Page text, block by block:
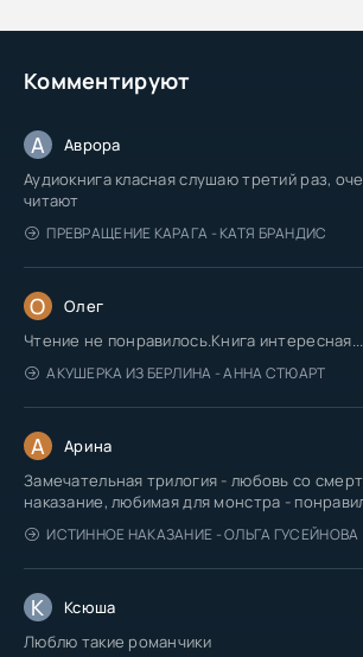
Комментируют
А Аврора
Аудиокнига класная слушаю третий раз,
читают
ПРЕВРАЩЕНИЕ КАРАГА - КАТЯ БРАНДИС
О Олег
Чтение не понравилось.Книга интересная...
АКУШЕРКА ИЗ БЕРЛИНА - АННА СТЮАРТ
А Арина
Замечательная трилогия - любовь со
наказание, любимая для монстра -
ИСТИННОЕ НАКАЗАНИЕ - ОЛЬГА ГУСЕЙНОВА
К Ксюша
Люблю такие романчики